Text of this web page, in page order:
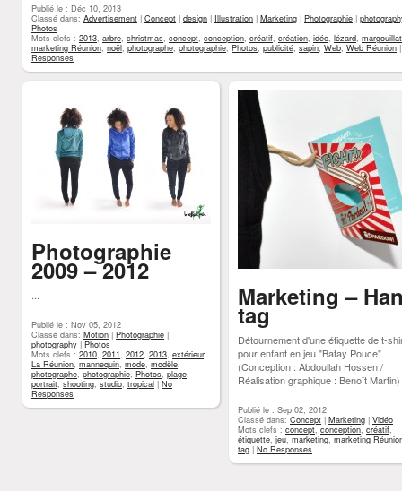
Publié le : Déc 10, 2013
Classé dans: Advertisement | Concept | design | Illustration | Marketing | Photographie |
Photos
Mots clefs : 2013, arbre, christmas, concept, conception, créatif, création, idée, lézard, margouillat
marketing Réunion, noël, photographe, photographie, Photos, publicité, sapin, Web, Web Réunion
Responses
Photographie
2009 – 2012
Publié le : Nov 05, 2012
Classé dans: Motion | Photographie |
photography | Photos
Mots clefs : 2010, 2011, 2012, 2013, extérieur,
La Réunion, mannequin, mode, modèle,
photographe, photographie, Photos, plage,
portrait, shooting, studio, tropical | No
Responses
Marketing –
tag
Détournement d'une étiquette de t-
pour enfant en jeu "Batay Pouce"
(Conception : Abdoullah Hossen /
Réalisation graphique : Benoît Martin)
Publié le : Sep 02, 2012
Classé dans: Concept | Marketing | Vidéo
Mots clefs : concept, conception, créatif,
étiquette, jeu, marketing, marketing
tag | No Responses